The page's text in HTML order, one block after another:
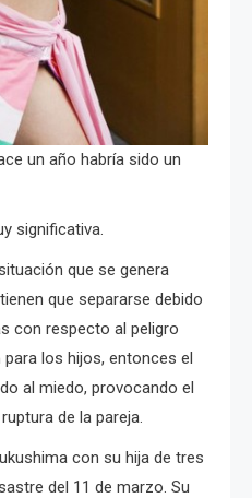
un año habría sido un
significativa.
que se genera
que separarse debido
con respecto al peligro
los hijos, entonces el
al miedo, provocando el
de la pareja.
con su hija de tres
del 11 de marzo. Su